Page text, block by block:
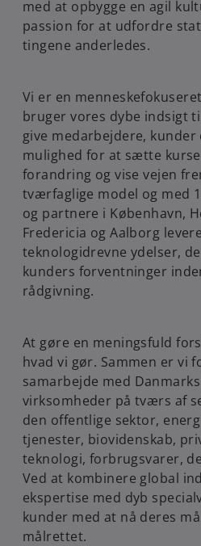
med at opbygge en agil
passion for at udfordre
tingene anderledes.
Vi er en
bruger vores dybe indsigt
give medarbejdere, kunder
mulighed for at sætte
forandring og vise vejen
tværfaglige model og med
og partnere i København,
Fredericia og Aalborg
teknologidrevne ydelser,
kunders forventninger
rådgivning.
At gøre en meningsfuld
hvad vi gør. Sammen er vi
samarbejde med
virksomheder på tværs af
den offentlige sektor,
tjenester, biovidenskab,
teknologi, forbrugsvarer,
Ved at kombinere global
ekspertise med dyb
kunder med at nå deres
målrettet.